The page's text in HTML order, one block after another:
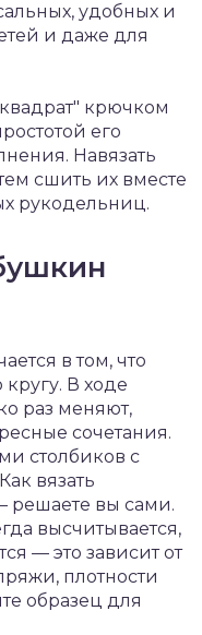
удобных и
и даже для
крючком
его
Навязать
сшить их вместе
рукодельниц.
в том, что
В ходе
раз меняют,
сочетания.
столбиков с
вязать
решаете вы сами.
высчитывается,
— это зависит от
плотности
образец для